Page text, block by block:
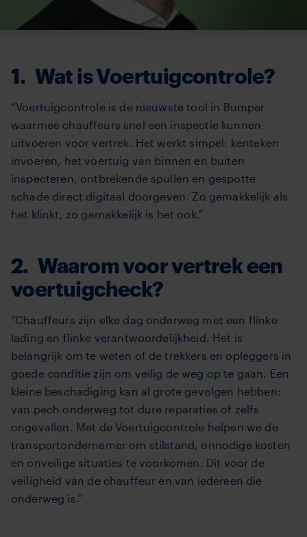
1. Wat is Voertuigcontrole?
“Voertuigcontrole is de nieuwste tool in Bumper
waarmee chauffeurs snel een inspectie kunnen
uitvoeren voor vertrek. Het werkt simpel: kenteken
invoeren, het voertuig van binnen en buiten
inspecteren, ontbrekende spullen en gespotte
schade direct digitaal doorgeven. Zo gemakkelijk als
het klinkt, zo gemakkelijk is het ook.”
2. Waarom voor vertrek een
voertuigcheck?
“Chauffeurs zijn elke dag onderweg met een flinke
lading en flinke verantwoordelijkheid. Het is
belangrijk om te weten of de trekkers en opleggers in
goede conditie zijn om veilig de weg op te gaan. Een
kleine beschadiging kan al grote gevolgen hebben:
van pech onderweg tot dure reparaties of zelfs
ongevallen. Met de Voertuigcontrole helpen we de
transportondernemer om stilstand, onnodige kosten
en onveilige situaties te voorkomen. Dit voor de
veiligheid van de chauffeur en van iedereen die
onderweg is.”